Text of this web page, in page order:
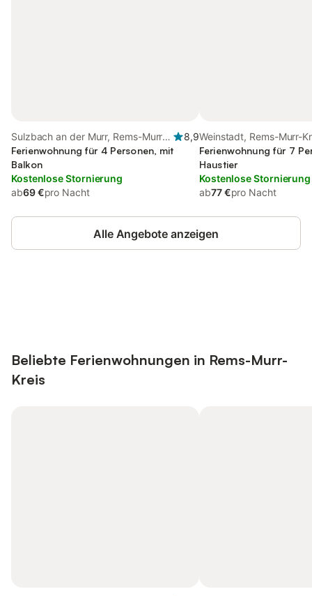
Sulzbach an der Murr, Rems-Murr-
Kreis
8,9
Ferienwohnung für 4 Personen, mit
Balkon
Kostenlose Stornierung
ab69 €pro Nacht
Weinstadt, Rems-Murr-
Ferienwohnung für 7
Haustier
Kostenlose Stornierung
ab77 €pro Nacht
Alle Angebote anzeigen
Beliebte Ferienwohnungen in Rems-Murr-
Kreis